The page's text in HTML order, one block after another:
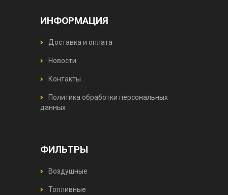
ИНФОРМАЦИЯ
Доставка и оплата
Новости
Контакты
Политика обработки персональных
данных
ФИЛЬТРЫ
Воздушные
Топливные